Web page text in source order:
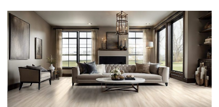
СВОЙСТВА МЕТАЛЛОВ СОРТА МЕТАЛЛОВ
СТАТЬИ